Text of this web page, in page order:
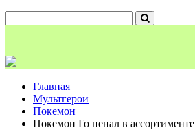
Главная
Мультгерои
Покемон
Покемон Го пенал в ассортименте